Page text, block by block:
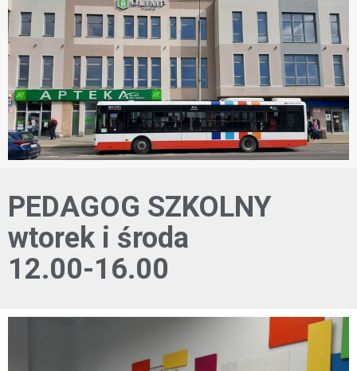
PEDAGOG SZKOLNY
wtorek i środa
12.00-16.00